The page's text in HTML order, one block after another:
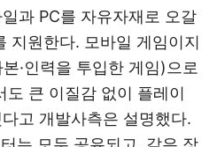
과 PC를 자유자재로 오갈
지원한다. 모바일 게임이지
·인력을 투입한 게임)으로
도 큰 이질감 없이 플레이
고 개발사측은 설명했다.